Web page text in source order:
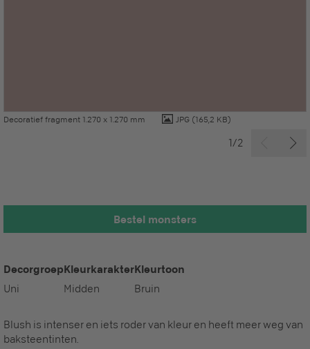
Decoratief fragment 1.270 x 1.270 mm JPG (165,2 KB)
1/2
Bestel monsters
Decorgroep
Uni
Kleurkarakter
Midden
Kleurtoon
Bruin
Blush is intenser en iets roder van kleur en heeft meer weg van
baksteentinten.